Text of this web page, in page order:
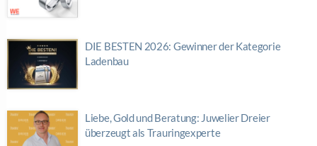
DIE BESTEN 2026: Gewinner der Kategorie
Ladenbau
Liebe, Gold und Beratung: Juwelier Dreier
überzeugt als Trauringexperte